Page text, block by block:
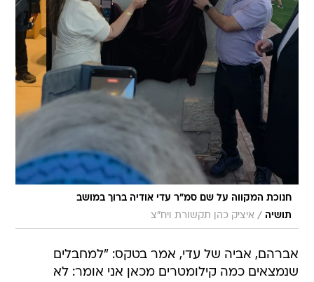
חנוכת המקווה על שם סמ"ר עדי אודיה ברוך במושב
תושיה / איציק כהן תקשורת ויח"צ
אברהם, אביה של עדי, אמר בטקס: "למחבלים
שנמצאים כמה קילומטרים מכאן אני אומר: לא